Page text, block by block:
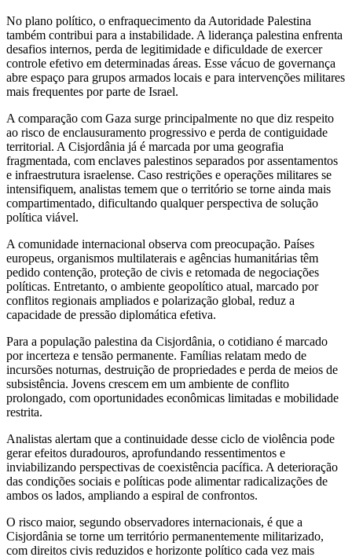
No plano político, o enfraquecimento da Autoridade Palestina
também contribui para a instabilidade. A liderança palestina enfrenta
desafios internos, perda de legitimidade e dificuldade de exercer
controle efetivo em determinadas áreas. Esse vácuo de governança
abre espaço para grupos armados locais e para intervenções militares
mais frequentes por parte de Israel.
A comparação com Gaza surge principalmente no que diz respeito
ao risco de enclausuramento progressivo e perda de contiguidade
territorial. A Cisjordânia já é marcada por uma geografia
fragmentada, com enclaves palestinos separados por assentamentos
e infraestrutura israelense. Caso restrições e operações militares se
intensifiquem, analistas temem que o território se torne ainda mais
compartimentado, dificultando qualquer perspectiva de solução
política viável.
A comunidade internacional observa com preocupação. Países
europeus, organismos multilaterais e agências humanitárias têm
pedido contenção, proteção de civis e retomada de negociações
políticas. Entretanto, o ambiente geopolítico atual, marcado por
conflitos regionais ampliados e polarização global, reduz a
capacidade de pressão diplomática efetiva.
Para a população palestina da Cisjordânia, o cotidiano é marcado
por incerteza e tensão permanente. Famílias relatam medo de
incursões noturnas, destruição de propriedades e perda de meios de
subsistência. Jovens crescem em um ambiente de conflito
prolongado, com oportunidades econômicas limitadas e mobilidade
restrita.
Analistas alertam que a continuidade desse ciclo de violência pode
gerar efeitos duradouros, aprofundando ressentimentos e
inviabilizando perspectivas de coexistência pacífica. A deterioração
das condições sociais e políticas pode alimentar radicalizações de
ambos os lados, ampliando a espiral de confrontos.
O risco maior, segundo observadores internacionais, é que a
Cisjordânia se torne um território permanentemente militarizado,
com direitos civis reduzidos e horizonte político cada vez mais